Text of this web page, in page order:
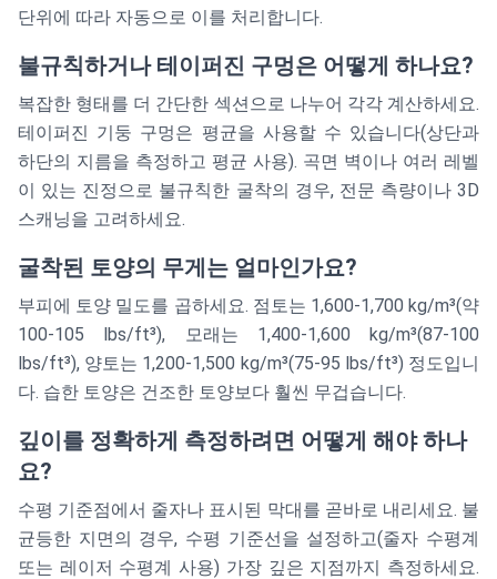
단위에 따라 자동으로 이를 처리합니다.
불규칙하거나 테이퍼진 구멍은 어떻게 하나요?
복잡한 형태를 더 간단한 섹션으로 나누어 각각 계산하세요.
테이퍼진 기둥 구멍은 평균을 사용할 수 있습니다(상단과
하단의 지름을 측정하고 평균 사용). 곡면 벽이나 여러 레벨
이 있는 진정으로 불규칙한 굴착의 경우, 전문 측량이나 3D
스캐닝을 고려하세요.
굴착된 토양의 무게는 얼마인가요?
부피에 토양 밀도를 곱하세요. 점토는 1,600-1,700 kg/m³(약
100-105 lbs/ft³), 모래는 1,400-1,600 kg/m³(87-100
lbs/ft³), 양토는 1,200-1,500 kg/m³(75-95 lbs/ft³) 정도입니
다. 습한 토양은 건조한 토양보다 훨씬 무겁습니다.
깊이를 정확하게 측정하려면 어떻게 해야 하나
요?
수평 기준점에서 줄자나 표시된 막대를 곧바로 내리세요. 불
균등한 지면의 경우, 수평 기준선을 설정하고(줄자 수평계
또는 레이저 수평계 사용) 가장 깊은 지점까지 측정하세요.